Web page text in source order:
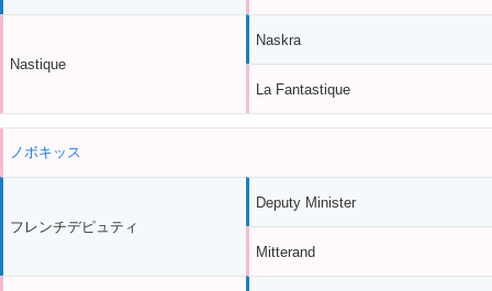
Nastique
Naskra
La Fantastique
ノボキッス
フレンチデピュティ
Deputy Minister
Mitterand